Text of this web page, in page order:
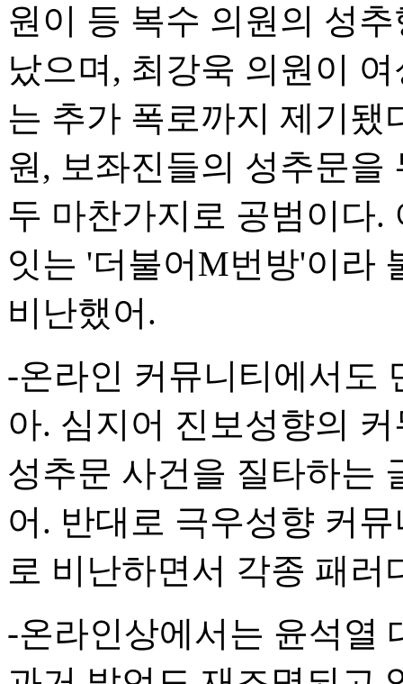
원이 등 복수 의원의 성
났으며, 최강욱 의원이
는 추가 폭로까지 제기
원, 보좌진들의 성추문을
두 마찬가지로 공범이다.
잇는 '더불어M번방'이라
비난했어.
-온라인 커뮤니티에서도
아. 심지어 진보성향의
성추문 사건을 질타하는
어. 반대로 극우성향 커
로 비난하면서 각종 패러
-온라인상에서는 윤석열